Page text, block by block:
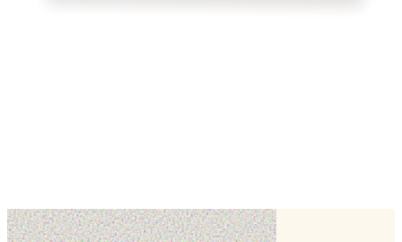
Cake topperBoutique en ligne